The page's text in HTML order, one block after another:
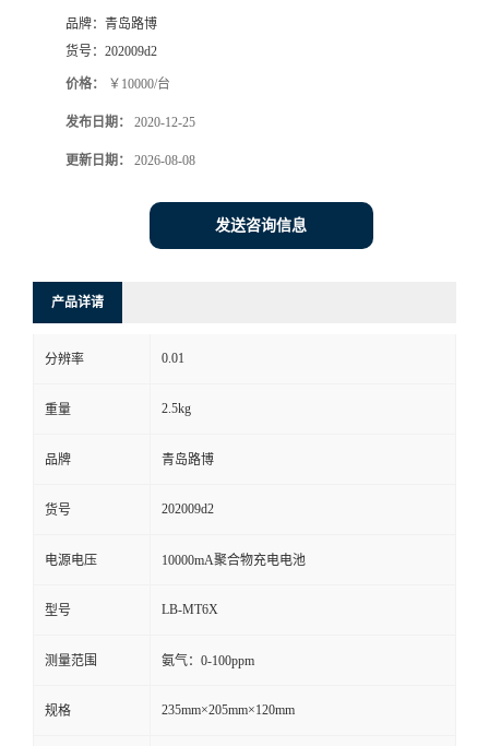
系
言
品牌： 青岛路博
货号： 202009d2
价格： ￥10000/台
发布日期： 2020-12-25
更新日期： 2026-08-08
发送咨询信息
产品详请
分辨率 0.01
重量 2.5kg
品牌 青岛路博
货号 202009d2
电源电压 10000mA聚合物充电电池
型号 LB-MT6X
测量范围 氨气：0-100ppm
规格 235mm×205mm×120mm